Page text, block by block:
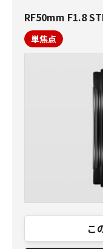
RF50mm F1.8
単焦点
こ